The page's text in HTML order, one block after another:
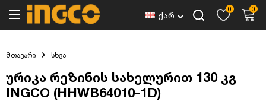
ქარ
0 0
მთავარი სხვა
ურიკა რეზინის სახელურით 130 კგ
INGCO (HHWB64010-1D)